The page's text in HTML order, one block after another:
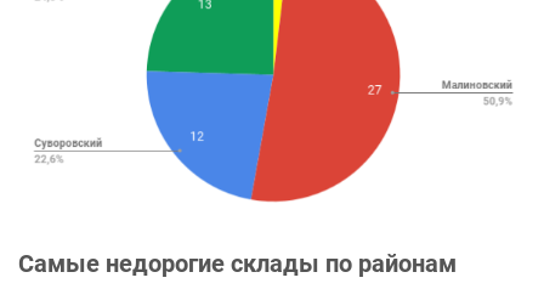
Самые недорогие склады по районам